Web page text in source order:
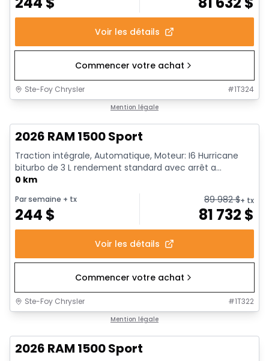
Voir les détails
Commencer votre achat
Ste-Foy Chrysler #1T324
Mention légale
2026 RAM 1500 Sport
Traction intégrale, Automatique, Moteur: I6 Hurricane
biturbo de 3 L rendement standard avec arrêt a...
0 km
Par semaine + tx
244 $
89 982$+ tx
81 732 $
Voir les détails
Commencer votre achat
Ste-Foy Chrysler #1T322
Mention légale
2026 RAM 1500 Sport